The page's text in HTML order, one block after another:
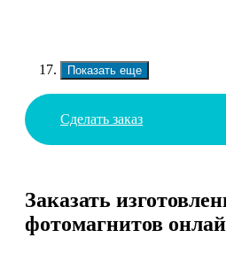
Показать еще
Сделать заказ
Заказать
фотомагнитов